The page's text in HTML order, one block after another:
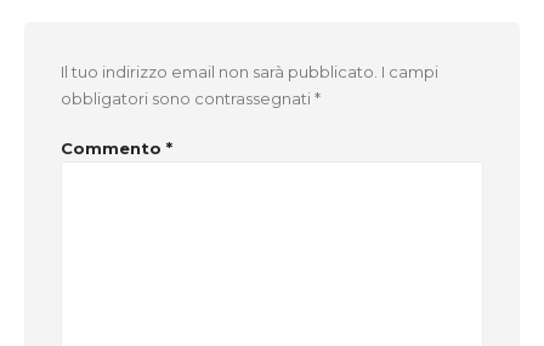
Il tuo indirizzo email non sarà pubblicato. I campi
obbligatori sono contrassegnati*
Commento *